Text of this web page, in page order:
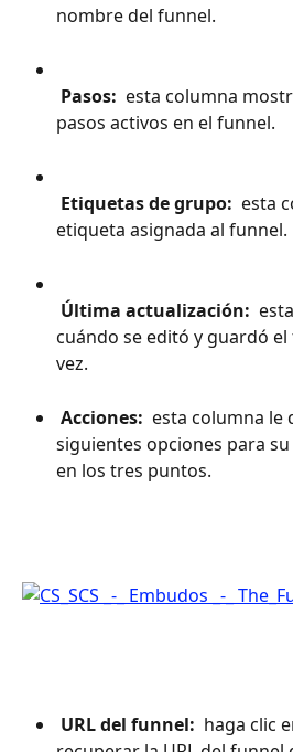
nombre del funnel.
Pasos: esta columna
pasos activos en el funnel.
Etiquetas de grupo: esta
etiqueta asignada al funnel.
Última actualización:
cuándo se editó y guardó
vez.
Acciones: esta columna le
siguientes opciones para
en los tres puntos.
URL del funnel: haga clic